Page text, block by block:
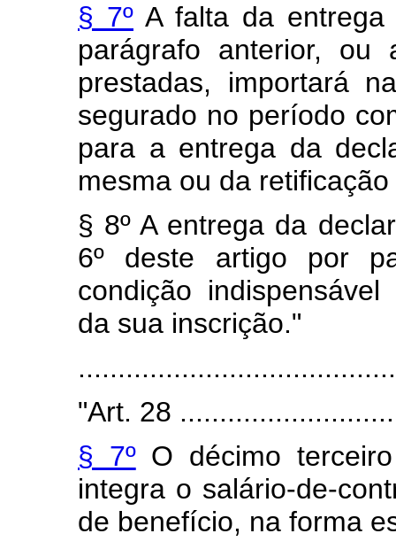
§ 7º A falta da
parágrafo anterior, ou
prestadas, importará
segurado no período
para a entrega da
mesma ou da
§ 8º A entrega da
6º deste artigo por
condição
da sua inscrição."
"Art. 28
§ 7ºO décimo terceiro
integra o salário-de-
de benefício, na forma